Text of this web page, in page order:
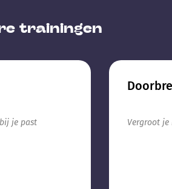
trainingen
je past Vergroot je